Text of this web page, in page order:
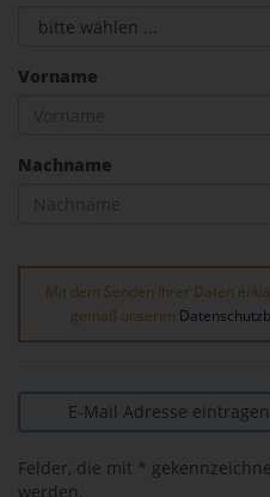
Vorname
Nachname
Mit dem Senden Ihrer Daten
gemäß unseren
E-Mail Adresse eintragen
Felder, die mit *
werden.